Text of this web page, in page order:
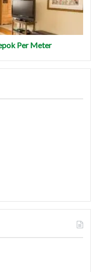
Per Meter